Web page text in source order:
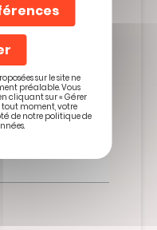
à
sur le site ne
préalable. Vous
cliquant sur « Gérer
tout moment, votre
de notre politique de